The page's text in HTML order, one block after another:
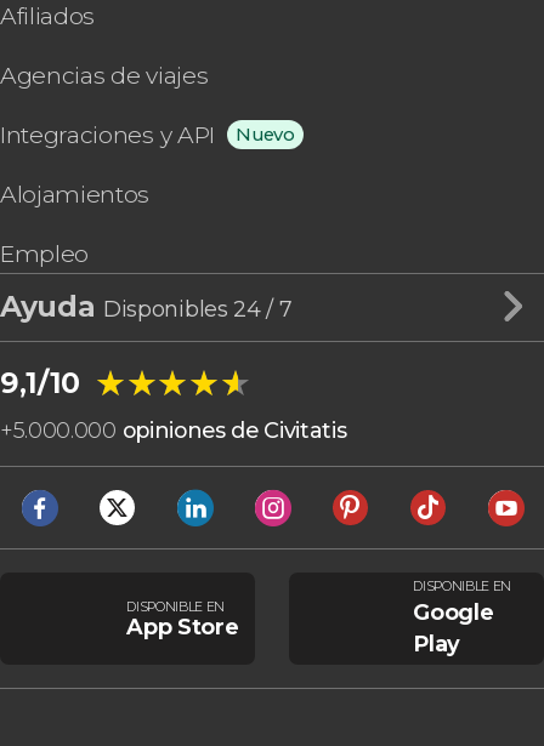
Afiliados
Agencias de viajes
Integraciones y API Nuevo
Alojamientos
Empleo
Ayuda Disponibles 24 / 7
9,1/10 ★★★★★
★★★★★
+5.000.000 opiniones de Civitatis
DISPONIBLE EN
App Store
DISPONIBLE EN
Google
Play